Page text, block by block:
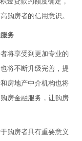
购房者的信用意识。
务
将享受到更加专业的
将不断升级完善，提
房地产中介机构也将
房金融服务，让购房
购房者具有重要意义